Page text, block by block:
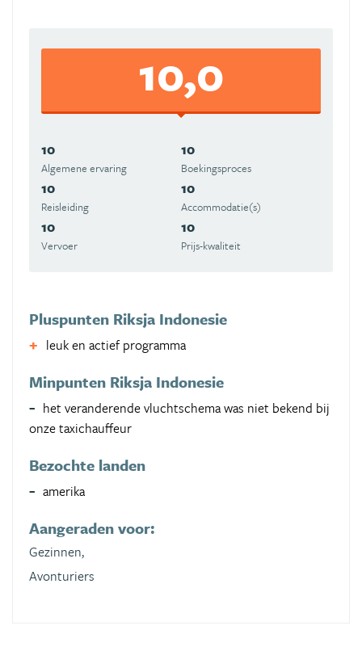
10,0
10
Algemene ervaring
10
Boekingsproces
10
Reisleiding
10
Accommodatie(s)
10
Vervoer
10
Prijs-kwaliteit
Pluspunten Riksja Indonesie
leuk en actief programma
Minpunten Riksja Indonesie
het veranderende vluchtschema was niet bekend bij
onze taxichauffeur
Bezochte landen
amerika
Aangeraden voor:
Gezinnen,
Avonturiers